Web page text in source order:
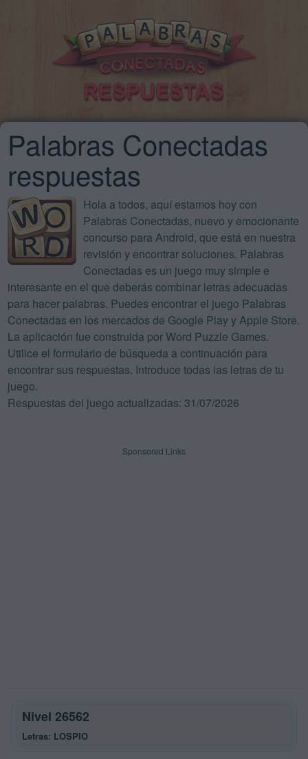
Palabras Conectadas
respuestas
Hola a todos, aquí estamos hoy con
Palabras Conectadas, nuevo y emocionante
concurso para Android, que está en nuestra
revisión y encontrar soluciones. Palabras
Conectadas es un juego muy simple e
interesante en el que deberás combinar letras adecuadas
para hacer palabras. Puedes encontrar el juego Palabras
Conectadas en los mercados de Google Play y Apple Store.
La aplicación fue construida por Word Puzzle Games.
Utilice el formulario de búsqueda a continuación para
encontrar sus respuestas. Introduce todas las letras de tu
juego.
Respuestas del juego actualizadas: 31/07/2026
Sponsored Links
Nivel 26562
Letras: LOSPIO